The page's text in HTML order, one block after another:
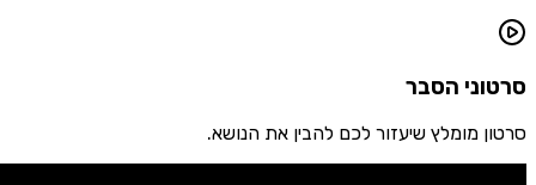
הסבר
מומלץ שיעזור לכם להבין את הנושא.